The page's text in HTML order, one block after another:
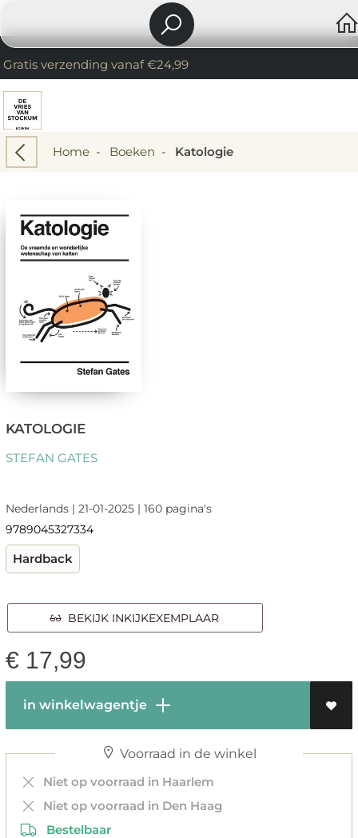
Gratis verzending vanaf €24,99
Home- Boeken - Katologie
KATOLOGIE
STEFAN GATES
Nederlands | 21-01-2025 | 160 pagina's
9789045327334
Hardback
BEKIJK INKIJKEXEMPLAAR
€ 17,99
in winkelwagentje
Voorraad in de winkel
Niet op voorraad in Haarlem
Niet op voorraad in Den Haag
Bestelbaar